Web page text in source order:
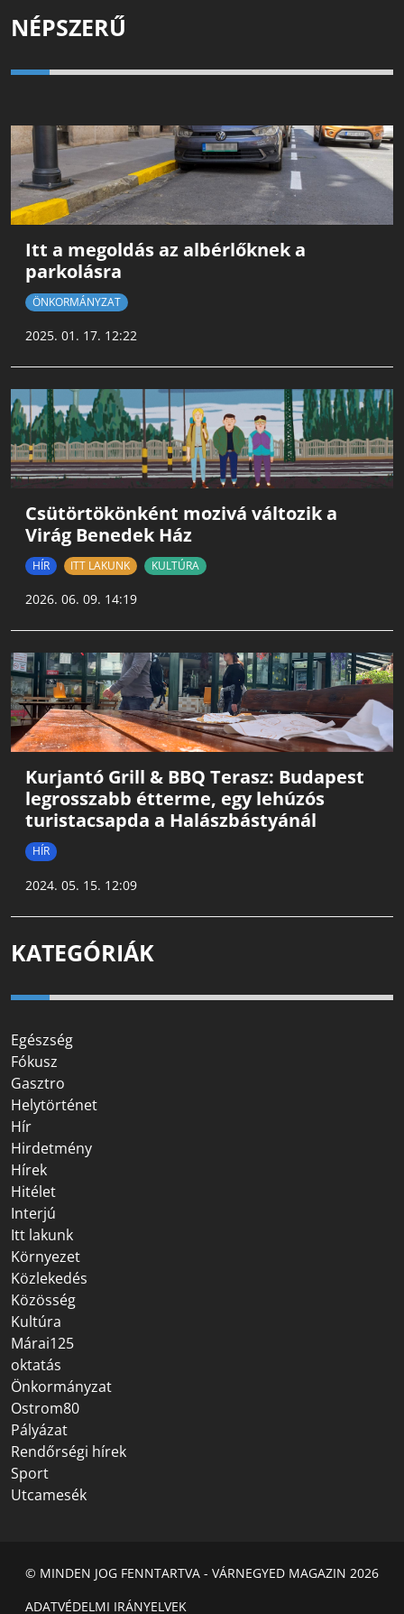
NÉPSZERŰ
Itt a megoldás az albérlőknek a
parkolásra
ÖNKORMÁNYZAT
2025. 01. 17. 12:22
Csütörtökönként mozivá változik a
Virág Benedek Ház
HÍR ITT LAKUNK KULTÚRA
2026. 06. 09. 14:19
Kurjantó Grill & BBQ Terasz: Budapest
legrosszabb étterme, egy lehúzós
turistacsapda a Halászbástyánál
HÍR
2024. 05. 15. 12:09
KATEGÓRIÁK
Egészség
Fókusz
Gasztro
Helytörténet
Hír
Hirdetmény
Hírek
Hitélet
Interjú
Itt lakunk
Környezet
Közlekedés
Közösség
Kultúra
Márai125
oktatás
Önkormányzat
Ostrom80
Pályázat
Rendőrségi hírek
Sport
Utcamesék
© MINDEN JOG FENNTARTVA - VÁRNEGYED MAGAZIN 2026
ADATVÉDELMI IRÁNYELVEK